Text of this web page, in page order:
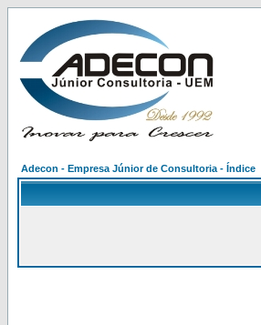
Adecon - Empresa Júnior de Consultoria - Índice